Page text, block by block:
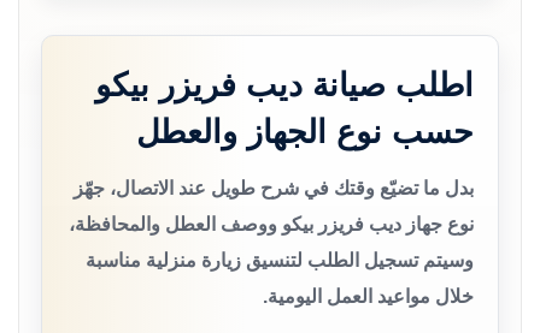
اطلب صيانة ديب فريزر بيكو
حسب نوع الجهاز والعطل
بدل ما تضيّع وقتك في شرح طويل عند الاتصال، جهّز
نوع جهاز ديب فريزر بيكو ووصف العطل والمحافظة،
وسيتم تسجيل الطلب لتنسيق زيارة منزلية مناسبة
خلال مواعيد العمل اليومية.